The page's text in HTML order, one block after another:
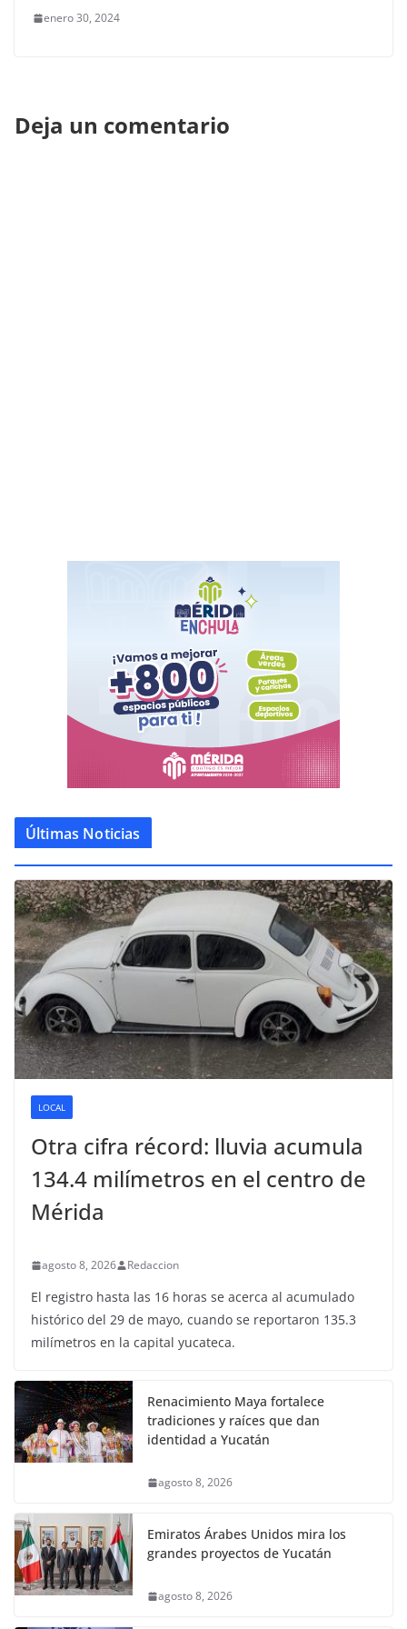
enero 30, 2024
Deja un comentario
Últimas Noticias
LOCAL
Otra cifra récord: lluvia acumula
134.4 milímetros en el centro de
Mérida
agosto 8, 2026 Redaccion
El registro hasta las 16 horas se acerca al acumulado
histórico del 29 de mayo, cuando se reportaron 135.3
milímetros en la capital yucateca.
Renacimiento Maya fortalece
tradiciones y raíces que dan
identidad a Yucatán
agosto 8, 2026
Emiratos Árabes Unidos mira los
grandes proyectos de Yucatán
agosto 8, 2026